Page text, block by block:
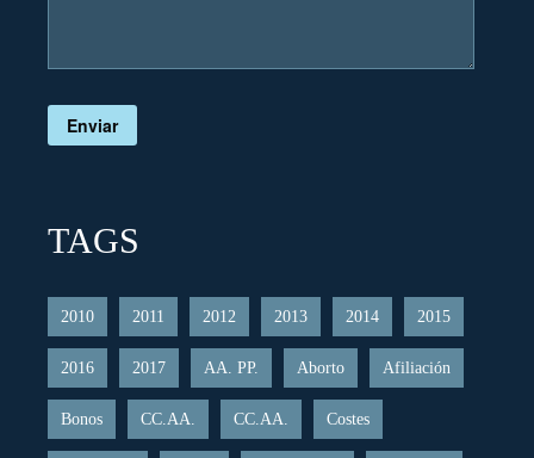
Enviar
TAGS
2010 2011 2012 2013 2014 2015
2016 2017 AA. PP. Aborto Afiliación
Bonos CC.AA. CC.AA. Costes